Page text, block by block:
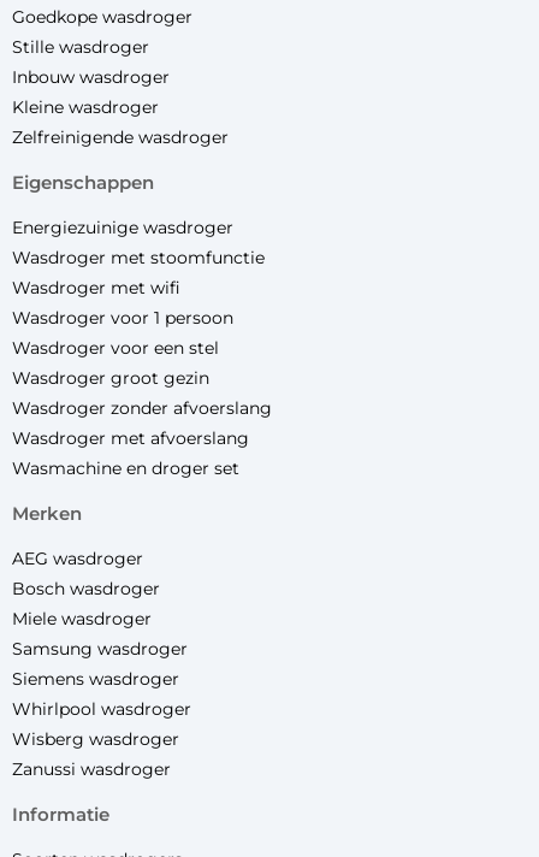
Goedkope wasdroger
Stille wasdroger
Inbouw wasdroger
Kleine wasdroger
Zelfreinigende wasdroger
eigenschappen
Energiezuinige wasdroger
Wasdroger met stoomfunctie
Wasdroger met wifi
Wasdroger voor 1 persoon
Wasdroger voor een stel
Wasdroger groot gezin
Wasdroger zonder afvoerslang
Wasdroger met afvoerslang
Wasmachine en droger set
merken
AEG wasdroger
Bosch wasdroger
Miele wasdroger
Samsung wasdroger
Siemens wasdroger
Whirlpool wasdroger
Wisberg wasdroger
Zanussi wasdroger
informatie